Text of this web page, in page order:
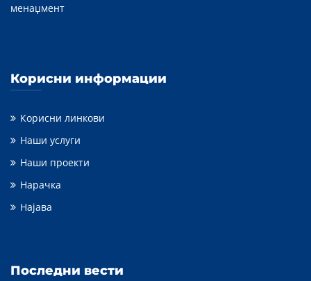
менаџмент
Корисни информации
Корисни линкови
Наши услуги
Наши проекти
Нарачка
Најава
Последни вести